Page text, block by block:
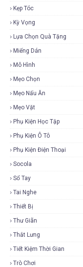
Kẹp Tóc
Kỳ Vọng
Lựa Chọn Quà Tặng
Miếng Dán
Mô Hình
Mẹo Chọn
Mẹo Nấu Ăn
Mẹo Vặt
Phụ Kiện Học Tập
Phụ Kiện Ô Tô
Phụ Kiện Điện Thoại
Socola
Sổ Tay
Tai Nghe
Thiết Bị
Thư Giãn
Thắt Lưng
Tiết Kiệm Thời Gian
Trò Chơi